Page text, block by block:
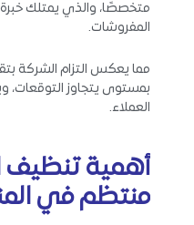
متخصصًا، والذي يمتلك
المفروشات.
مما يعكس التزام الشركة
بمستوى يتجاوز التوقعات،
العملاء.
أهمية تنظيف
منتظم في